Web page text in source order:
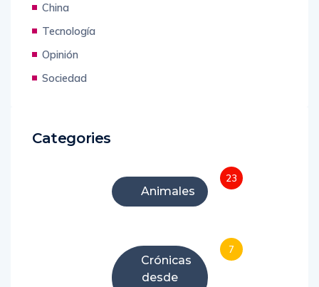
China
Tecnología
Opinión
Sociedad
Categories
Animales
23
Crónicas
desde
7